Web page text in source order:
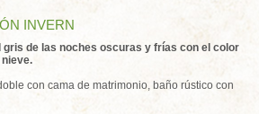
INVERN
gris de las noches oscuras y frías con el color
nieve.
con cama de matrimonio, baño rústico con